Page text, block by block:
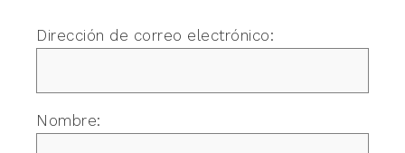
Dirección de correo electrónico:
Nombre: